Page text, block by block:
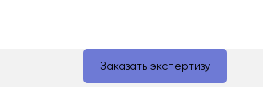
Заказать экспертизу